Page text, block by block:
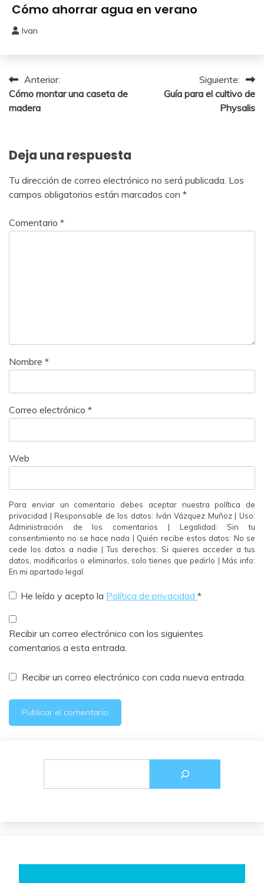
Huerto
Cómo ahorrar agua en verano
julio,
Ivan
Navegación
de
Anterior:
Cómo montar una caseta de
madera
Siguiente:
Guía para el cultivo de
Physalis
Deja una respuesta
Tu dirección de correo electrónico no será publicada. Los
campos obligatorios están marcados con *
Comentario *
Nombre *
Correo electrónico *
Web
Para enviar un comentario debes aceptar nuestra política de
privacidad | Responsable de los datos: Iván Vázquez Muñoz | Uso:
Administración de los comentarios | Legalidad: Sin tu
consentimiento no se hace nada | Quién recibe estos datos: No se
cede los datos a nadie | Tus derechos: Si quieres acceder a tus
datos, modificarlos o eliminarlos, solo tienes que pedirlo | Más info:
En mi apartado legal.
He leído y acepto la Política de privacidad *
Recibir un correo electrónico con los siguientes
comentarios a esta entrada.
Recibir un correo electrónico con cada nueva entrada.